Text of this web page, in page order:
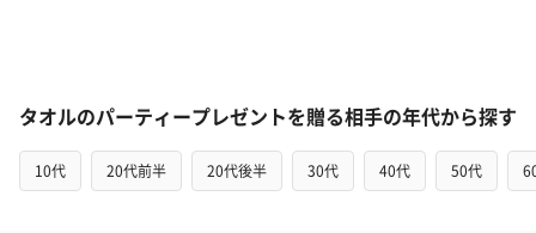
タオルのパーティープレゼントを贈る相手の年代から探す
10代 20代前半 20代後半 30代 40代 50代